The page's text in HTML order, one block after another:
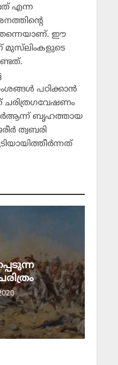
എന്ന
ഈ
പഠിക്കാന്‍
ഖുര്‍ആന്ന് ബൃഹത്തായ
ത്വബരി